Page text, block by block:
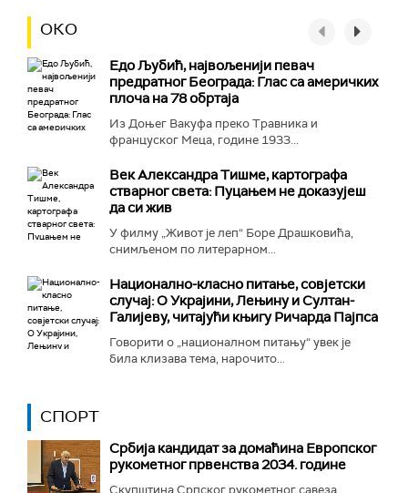
ОКО
Едо Љубић, највољенији певач
предратног Београда: Глас са америчких
плоча на 78 обртаја
Из Доњег Вакуфа преко Травника и
француског Меца, године 1933...
Век Александра Тишме, картографа
стварног света: Пуцањем не доказујеш
да си жив
У филму „Живот је леп“ Боре Драшковића,
снимљеном по литерарном...
Национално-класнo питање, совјетски
случај: О Украјини, Лењину и Султан-
Галијеву, читајући књигу Ричарда Пајпса
Говорити о „националном питању“ увек је
била клизава тема, нарочито...
СПОРТ
Србија кандидат за домаћина Европског
рукометног првенства 2034. године
Скупштина Српског рукометног савеза